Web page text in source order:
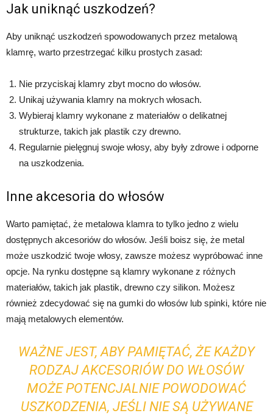
Jak uniknąć uszkodzeń?
Aby uniknąć uszkodzeń spowodowanych przez metalową
klamrę, warto przestrzegać kilku prostych zasad:
Nie przyciskaj klamry zbyt mocno do włosów.
Unikaj używania klamry na mokrych włosach.
Wybieraj klamry wykonane z materiałów o delikatnej
strukturze, takich jak plastik czy drewno.
Regularnie pielęgnuj swoje włosy, aby były zdrowe i odporne
na uszkodzenia.
Inne akcesoria do włosów
Warto pamiętać, że metalowa klamra to tylko jedno z wielu
dostępnych akcesoriów do włosów. Jeśli boisz się, że metal
może uszkodzić twoje włosy, zawsze możesz wypróbować inne
opcje. Na rynku dostępne są klamry wykonane z różnych
materiałów, takich jak plastik, drewno czy silikon. Możesz
również zdecydować się na gumki do włosów lub spinki, które nie
mają metalowych elementów.
WAŻNE JEST, ABY PAMIĘTAĆ, ŻE KAŻDY
RODZAJ AKCESORIÓW DO WŁOSÓW
MOŻE POTENCJALNIE POWODOWAĆ
USZKODZENIA, JEŚLI NIE SĄ UŻYWANE